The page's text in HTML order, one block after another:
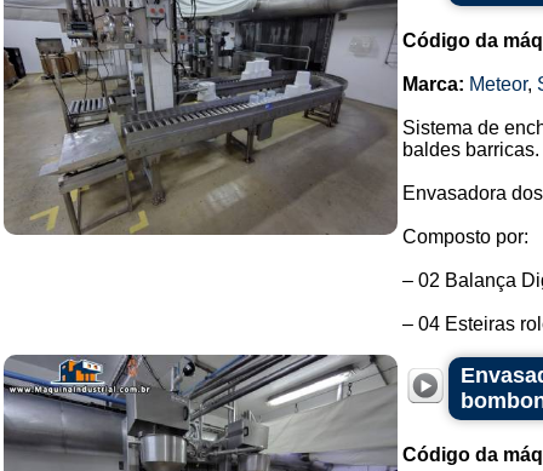
Código da
Marca: Meteor,
Sistema de
baldes barricas.
Envasadora
Composto por:
– 02 Balança
– 04 Esteiras
Código da